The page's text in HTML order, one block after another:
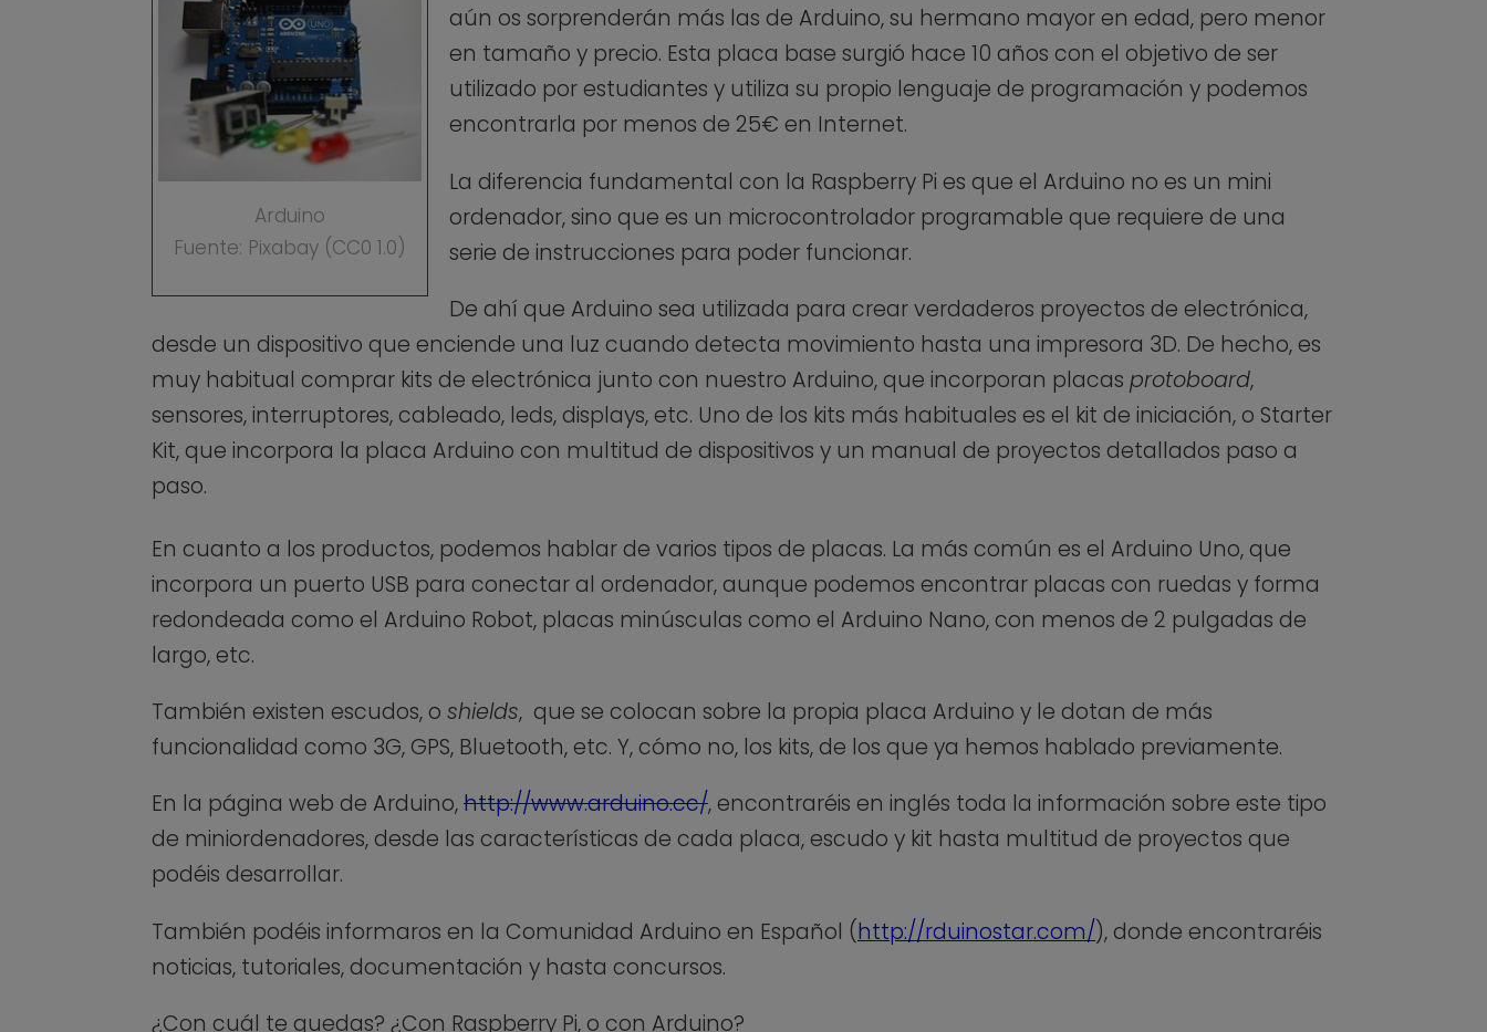
Arduino
Fuente: Pixabay (CC0 1.0)
aún os sorprenderán más las de Arduino, su hermano mayor en edad, pero menor
en tamaño y precio. Esta placa base surgió hace 10 años con el objetivo de ser
utilizado por estudiantes y utiliza su propio lenguaje de programación y podemos
encontrarla por menos de 25€ en Internet.
La diferencia fundamental con la Raspberry Pi es que el Arduino no es un mini
ordenador, sino que es un microcontrolador programable que requiere de una
serie de instrucciones para poder funcionar.
De ahí que Arduino sea utilizada para crear verdaderos proyectos de electrónica,
desde un dispositivo que enciende una luz cuando detecta movimiento hasta una impresora 3D. De hecho, es
muy habitual comprar kits de electrónica junto con nuestro Arduino, que incorporan placas protoboard,
sensores, interruptores, cableado, leds, displays, etc. Uno de los kits más habituales es el kit de iniciación, o Starter
Kit, que incorpora la placa Arduino con multitud de dispositivos y un manual de proyectos detallados paso a
paso.
En cuanto a los productos, podemos hablar de varios tipos de placas. La más común es el Arduino Uno, que
incorpora un puerto USB para conectar al ordenador, aunque podemos encontrar placas con ruedas y forma
redondeada como el Arduino Robot, placas minúsculas como el Arduino Nano, con menos de 2 pulgadas de
largo, etc.
También existen escudos, o shields, que se colocan sobre la propia placa Arduino y le dotan de más
funcionalidad como 3G, GPS, Bluetooth, etc. Y, cómo no, los kits, de los que ya hemos hablado previamente.
En la página web de Arduino,http://www.arduino.cc/, encontraréis en inglés toda la información sobre este tipo
de miniordenadores, desde las características de cada placa, escudo y kit hasta multitud de proyectos que
podéis desarrollar.
También podéis informaros en la Comunidad Arduino en Español (http://rduinostar.com/), donde encontraréis
noticias, tutoriales, documentación y hasta concursos.
¿Con cuál te quedas? ¿Con Raspberry Pi, o con Arduino?